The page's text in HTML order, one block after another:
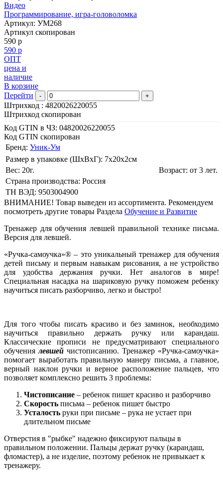
Видео
Программирование, игра-головоломка
Артикул: УМ268
Артикул скопирован
590 р
590 р
ОПТ
цена и
наличие
В корзине
Перейти
- +
Штрихкод : 4820026220055
Штрихкод скопирован
Код GTIN в ЧЗ: 04820026220055
Код GTIN скопирован
Бренд: Уник-Ум
Размер в упаковке (ШхВxГ): 7х20х2cм
Вес: 20г.
Возраст: от 3 лет.
Страна производства: Россия
ТН ВЭД: 9503004900
ВНИМАНИЕ! Товар выведен из ассортимента. Рекомендуем
посмотреть другие товары Раздела Обучение и Развитие
Тренажер для обучения левшей правильной технике письма.
Версия для левшей.
«Ручка-самоучка»® – это уникальный тренажер для обучения
детей письму и первым навыкам рисования, а не устройство
для удобства держания ручки. Нет аналогов в мире!
Специальная насадка на шариковую ручку поможем ребенку
научиться писать разборчиво, легко и быстро!
Для того чтобы писать красиво и без заминок, необходимо
научиться правильно держать ручку или карандаш.
Классические прописи не предусматривают специального
обучениялевшей чистописанию. Тренажер «Ручка-самоучка»
помогает выработать правильную манеру письма, а главное,
верный наклон ручки и верное расположение пальцев, что
позволяет комплексно решить 3 проблемы:
Чистописание – ребенок пишет красиво и разборчиво
Скорость письма – ребенок пишет быстро
Усталость руки при письме – рука не устает при
длительном письме
Отверстия в "рыбке" надежно фиксируют пальцы в
правильном положении. Пальцы держат ручку (карандаш,
фломастер), а не изделие, поэтому ребенок не привыкает к
тренажеру.